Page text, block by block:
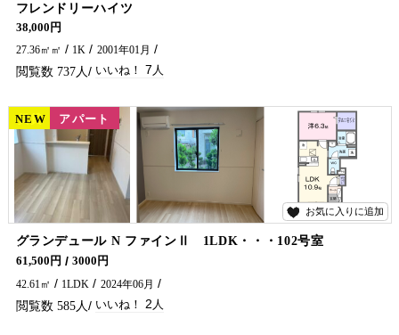
フレンドリーハイツ
学生さん・単身の方におすすめ(*^^*) バス停近くにありますよーー！
38,000円
27.36㎡㎡
1K 2001年01月
737 7
お気に入りに追加
賃貸
NEW アパート
グランデュール N ファインⅡ 1LDK・・・102号室
インターネット無料・エアコン２台付のペット飼育可能物件です♪ 延岡市でアパート・マンションをお探しでしたら五ヶ瀬不動産へお問合せください！
61,500円
3000円
42.61㎡
1LDK 2024年06月
585 2